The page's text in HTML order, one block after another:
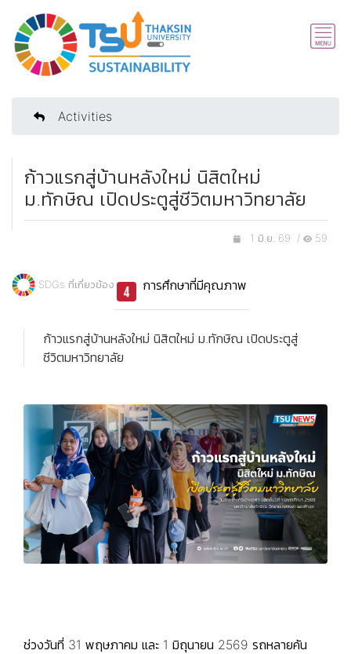
Activities
ก้าวแรกสู่บ้านหลังใหม่ นิสิตใหม่
ม.ทักษิณ เปิดประตูสู่ชีวิตมหาวิทยาลัย
1 มิ.ย. 69 / 59
SDGs ที่เกี่ยวข้อง การศึกษาที่มีคุณภาพ
ก้าวแรกสู่บ้านหลังใหม่ นิสิตใหม่ ม.ทักษิณ เปิดประตูสู่
ชีวิตมหาวิทยาลัย
ช่วงวันที่ 31 พฤษภาคม และ 1 มิถุนายน 2569 รถหลายคัน